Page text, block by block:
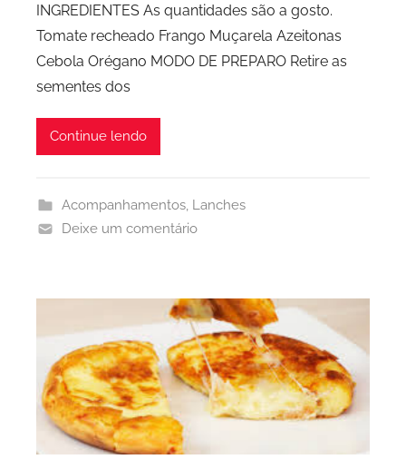
INGREDIENTES As quantidades são a gosto.
Tomate recheado Frango Muçarela Azeitonas
Cebola Orégano MODO DE PREPARO Retire as
sementes dos
Continue lendo
Acompanhamentos, Lanches
Deixe um comentário